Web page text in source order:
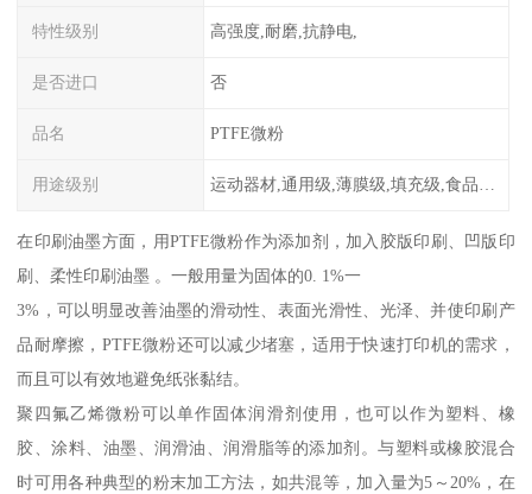
特性级别 高强度,耐磨,抗静电,
是否进口 否
品名 PTFE微粉
用途级别
在印刷油墨方面，用PTFE微粉作为添加剂，加入胶版印刷、凹版印
刷、柔性印刷油墨 。一般用量为固体的0. 1%一
3%，可以明显改善油墨的滑动性、表面光滑性、光泽、并使印刷产
品耐摩擦，PTFE微粉还可以减少堵塞，适用于快速打印机的需求，
而且可以有效地避免纸张黏结。
聚四氟乙烯微粉可以单作固体润滑剂使用，也可以作为塑料、橡
胶、涂料、油墨、润滑油、润滑脂等的添加剂。与塑料或橡胶混合
时可用各种典型的粉末加工方法，如共混等，加入量为5～20%，在